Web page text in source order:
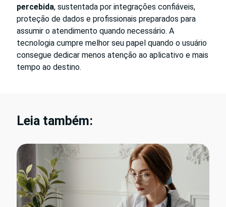
percebida, sustentada por integrações confiáveis,
proteção de dados e profissionais preparados para
assumir o atendimento quando necessário. A
tecnologia cumpre melhor seu papel quando o usuário
consegue dedicar menos atenção ao aplicativo e mais
tempo ao destino.
Leia também: